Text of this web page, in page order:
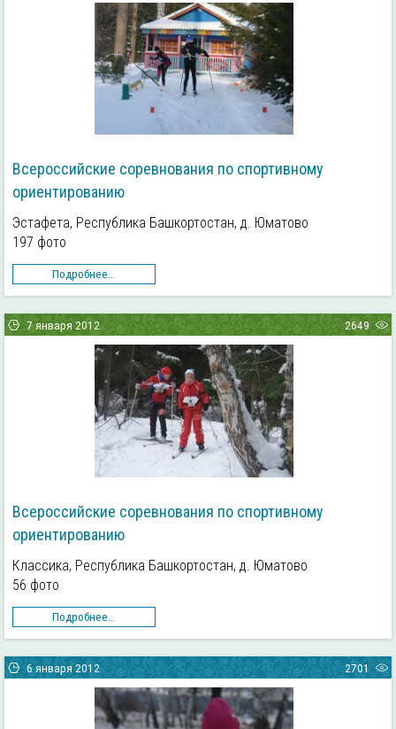
Всероссийские соревнования по спортивному
ориентированию
Эстафета, Республика Башкортостан, д. Юматово
197 фото
Подробнее...
7 января 2012 2649
Всероссийские соревнования по спортивному
ориентированию
Классика, Республика Башкортостан, д. Юматово
56 фото
Подробнее...
6 января 2012 2701